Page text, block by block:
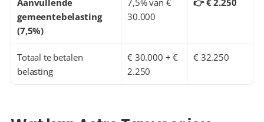
Aanvullende
gemeentebelasting
(7,5%)
7,5% van €
30.000
👉 € 2.250
Totaal te betalen
belasting
€ 30.000 + €
2.250
€ 32.250